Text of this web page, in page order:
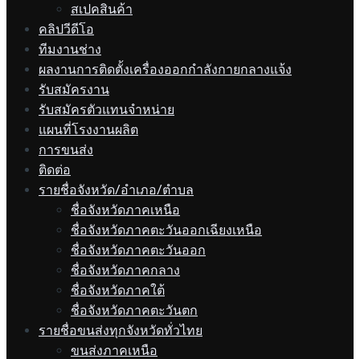
สเปคสินค้า
คลิปวีดีโอ
ทีมงานช่าง
ผลงานการติดตั้งเครื่องออกกำลังกายกลางแจ้ง
รับสมัครงาน
รับสมัครตัวแทนจำหน่าย
แผนที่โรงงานผลิต
การขนส่ง
ติดต่อ
รายชื่อจังหวัด/อำเภอ/ตำบล
ชื่อจังหวัดภาคเหนือ
ชื่อจังหวัดภาคตะวันออกเฉียงเหนือ
ชื่อจังหวัดภาคตะวันออก
ชื่อจังหวัดภาคกลาง
ชื่อจังหวัดภาคใต้
ชื่อจังหวัดภาคตะวันตก
รายชื่อขนส่งทุกจังหวัดทั่วไทย
ขนส่งภาคเหนือ